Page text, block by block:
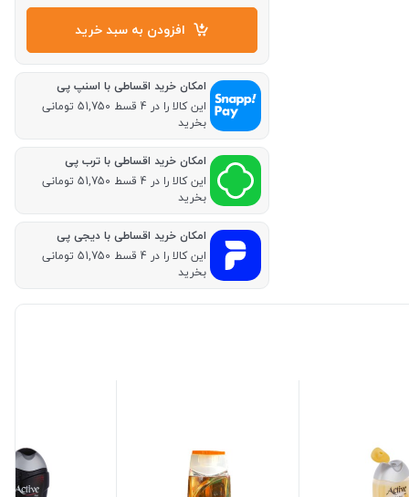
افزودن به سبد خرید
امکان خرید اقساطی با اسنپ پی
این کالا را در 4 قسط 51,750 تومانی
بخرید
امکان خرید اقساطی با ترب پی
این کالا را در 4 قسط 51,750 تومانی
بخرید
امکان خرید اقساطی با دیجی پی
این کالا را در 4 قسط 51,750 تومانی
بخرید